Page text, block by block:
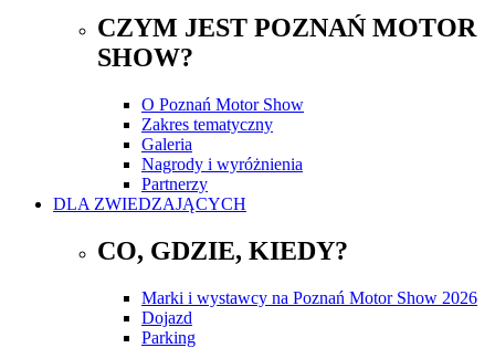
CZYM JEST POZNAŃ MOTOR
SHOW?
O Poznań Motor Show
Zakres tematyczny
Galeria
Nagrody i wyróżnienia
Partnerzy
DLA ZWIEDZAJĄCYCH
CO, GDZIE, KIEDY?
Marki i wystawcy na Poznań Motor Show 2026
Dojazd
Parking